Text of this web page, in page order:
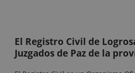
El Registro Civil de
Juzgados de Paz de la